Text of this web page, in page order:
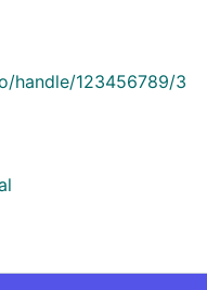
handle/123456789/3